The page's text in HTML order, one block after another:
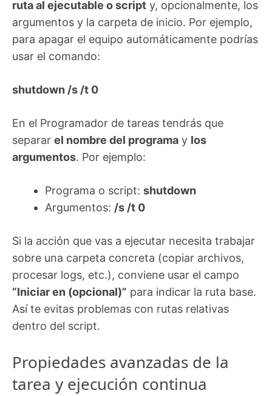
ruta al ejecutable o script y, opcionalmente, los
argumentos y la carpeta de inicio. Por ejemplo,
para apagar el equipo automáticamente podrías
usar el comando:
shutdown /s /t 0
En el Programador de tareas tendrás que
separar el nombre del programa y los
argumentos. Por ejemplo:
Programa o script: shutdown
Argumentos: /s /t 0
Si la acción que vas a ejecutar necesita trabajar
sobre una carpeta concreta (copiar archivos,
procesar logs, etc.), conviene usar el campo
“Iniciar en (opcional)” para indicar la ruta base.
Así te evitas problemas con rutas relativas
dentro del script.
Propiedades avanzadas de la
tarea y ejecución continua